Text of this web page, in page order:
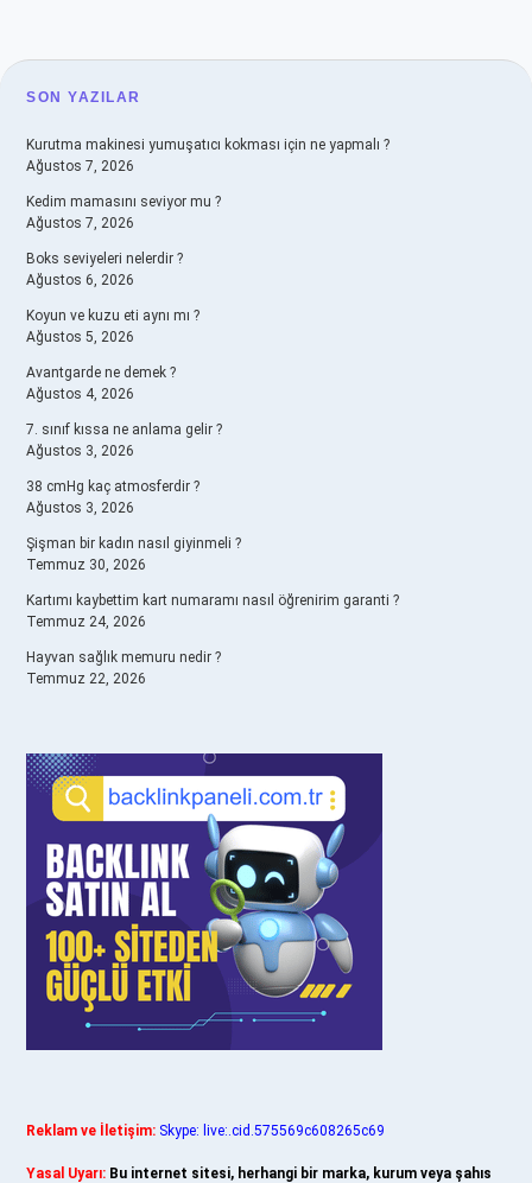
SIDEBAR
SON YAZILAR
Kurutma makinesi yumuşatıcı kokması için ne yapmalı ?
Ağustos 7, 2026
Kedim mamasını seviyor mu ?
Ağustos 7, 2026
Boks seviyeleri nelerdir ?
Ağustos 6, 2026
Koyun ve kuzu eti aynı mı ?
Ağustos 5, 2026
Avantgarde ne demek ?
Ağustos 4, 2026
7. sınıf kıssa ne anlama gelir ?
Ağustos 3, 2026
38 cmHg kaç atmosferdir ?
Ağustos 3, 2026
Şişman bir kadın nasıl giyinmeli ?
Temmuz 30, 2026
Kartımı kaybettim kart numaramı nasıl öğrenirim garanti ?
Temmuz 24, 2026
Hayvan sağlık memuru nedir ?
Temmuz 22, 2026
Reklam ve İletişim: Skype: live:.cid.575569c608265c69
Yasal Uyarı: Bu internet sitesi, herhangi bir marka, kurum veya şahıs